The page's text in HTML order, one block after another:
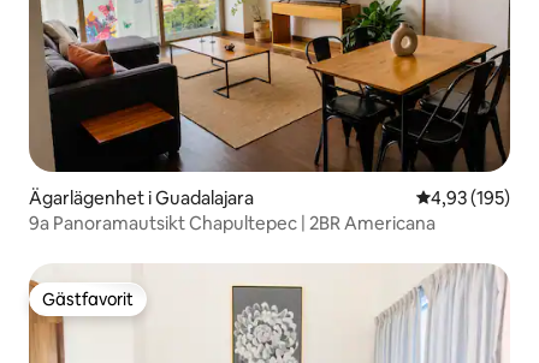
Ägarlägenhet i Guadalajara 4,93 av 5 i
4,93 (195)
9a Panoramautsikt Chapultepec | 2BR Americana
Gästfavorit
Gästfavorit